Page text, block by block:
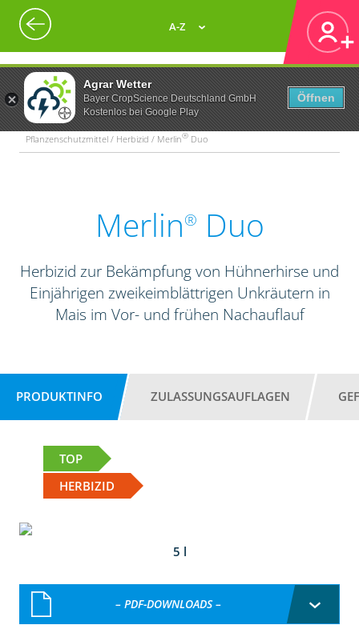
Agrar Wetter
Bayer CropScience Deutschland GmbH
Kostenlos bei Google Play
Öffnen
A-Z
Pflanzenschutzmittel / Herbizid / Merlin® Duo
Merlin® Duo
Herbizid zur Bekämpfung von Hühnerhirse und
Einjährigen zweikeimblättrigen Unkräutern in
Mais im Vor- und frühen Nachauflauf
PRODUKTINFO ZULASSUNGSAUFLAGEN
TOP
HERBIZID
5 l
– PDF-DOWNLOADS –